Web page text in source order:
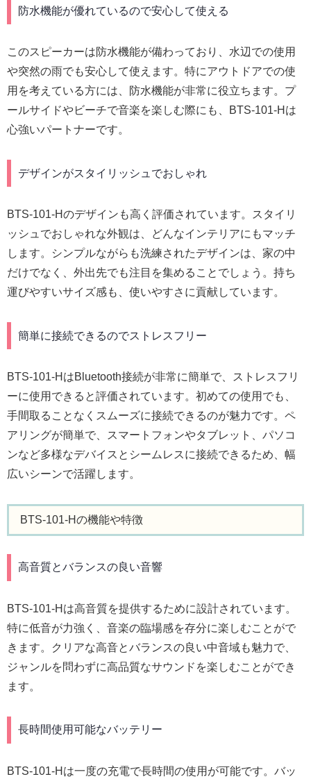
防水機能が優れているので安心して使える
このスピーカーは防水機能が備わっており、水辺での使用
や突然の雨でも安心して使えます。特にアウトドアでの使
用を考えている方には、防水機能が非常に役立ちます。プ
ールサイドやビーチで音楽を楽しむ際にも、BTS-101-Hは
心強いパートナーです。
デザインがスタイリッシュでおしゃれ
BTS-101-Hのデザインも高く評価されています。スタイリ
ッシュでおしゃれな外観は、どんなインテリアにもマッチ
します。シンプルながらも洗練されたデザインは、家の中
だけでなく、外出先でも注目を集めることでしょう。持ち
運びやすいサイズ感も、使いやすさに貢献しています。
簡単に接続できるのでストレスフリー
BTS-101-HはBluetooth接続が非常に簡単で、ストレスフリ
ーに使用できると評価されています。初めての使用でも、
手間取ることなくスムーズに接続できるのが魅力です。ペ
アリングが簡単で、スマートフォンやタブレット、パソコ
ンなど多様なデバイスとシームレスに接続できるため、幅
広いシーンで活躍します。
BTS-101-Hの機能や特徴
高音質とバランスの良い音響
BTS-101-Hは高音質を提供するために設計されています。
特に低音が力強く、音楽の臨場感を存分に楽しむことがで
きます。クリアな高音とバランスの良い中音域も魅力で、
ジャンルを問わずに高品質なサウンドを楽しむことができ
ます。
長時間使用可能なバッテリー
BTS-101-Hは一度の充電で長時間の使用が可能です。バッ